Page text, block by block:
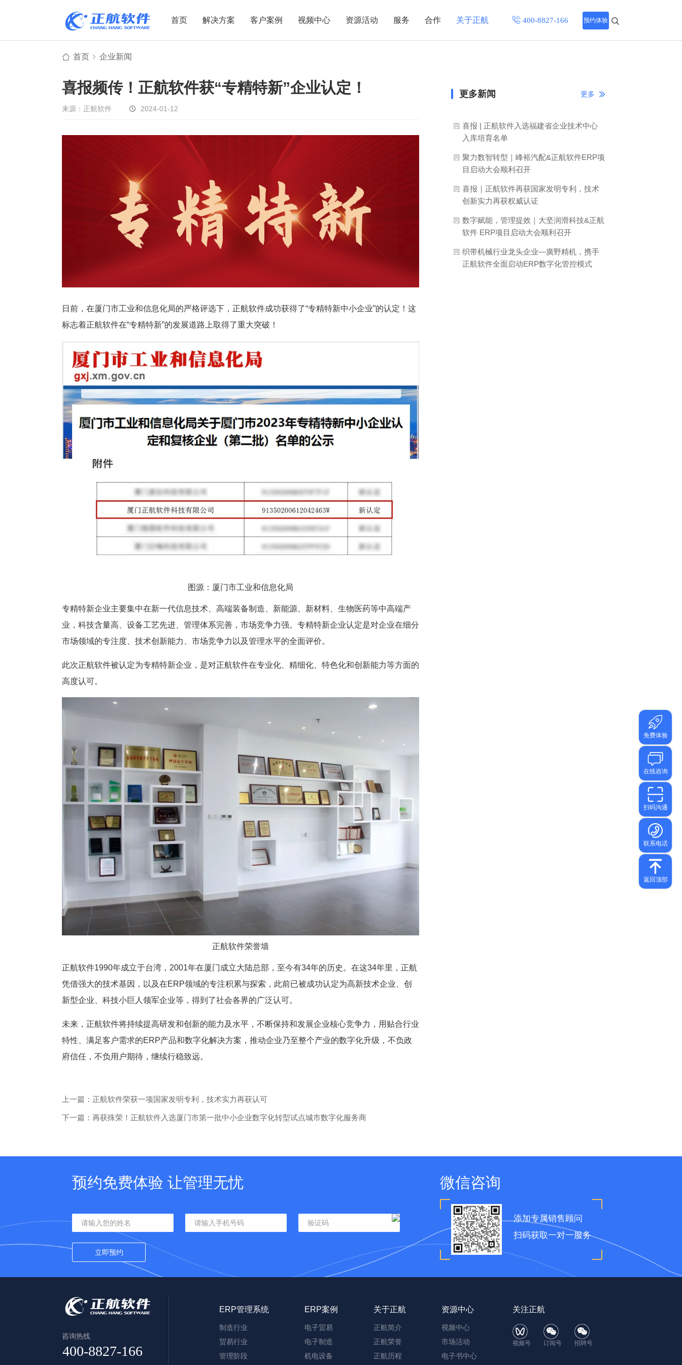
首页 解决方案
设备制造
非标自动化
电子制造
机械行业
五金行业
PCB行业
塑胶加工
智能制造
电子贸易
大宗贸易
IC贸易行业
批发类销售
工贸一体型
整合型贸易
工业设备贸易
生产管理
销售管理
成本核算
质量管理
研发管理
数字车间
进销存管理
APS排程
交期管理
物料齐套
数据可视化
替代料管理
客户案例
机电设备 家用电器 电子制造
视频中心 资源活动
市场活动
服务 合作 关于正航
正航历程
网站导航
预约体验
首页 企业新闻
喜报频传！正航软件获“专精特新”企业认定！
来源：正航软件 2024-01-12
日前，在厦门市工业和信息化局的严格评选下，正航软件成功获得了“专精特新中小企业”的认定！这
标志着正航软件在“专精特新”的发展道路上取得了重大突破！
图源：厦门市工业和信息化局
专精特新企业主要集中在新一代信息技术、高端装备制造、新能源、新材料、生物医药等中高端产
业，科技含量高、设备工艺先进、管理体系完善，市场竞争力强。专精特新企业认定是对企业在细分
市场领域的专注度、技术创新能力、市场竞争力以及管理水平的全面评价。
此次正航软件被认定为专精特新企业，是对正航软件在专业化、精细化、特色化和创新能力等方面的
高度认可。
正航软件荣誉墙
正航软件1990年成立于台湾，2001年在厦门成立大陆总部，至今有34年的历史。在这34年里，正航
凭借强大的技术基因，以及在ERP领域的专注积累与探索，此前已被成功认定为高新技术企业、创
新型企业、科技小巨人领军企业等，得到了社会各界的广泛认可。
未来，正航软件将持续提高研发和创新的能力及水平，不断保持和发展企业核心竞争力，用贴合行业
特性、满足客户需求的ERP产品和数字化解决方案，推动企业乃至整个产业的数字化升级，不负政
府信任，不负用户期待，继续行稳致远。
上一篇：正航软件荣获一项国家发明专利，技术实力再获认可
下一篇：再获殊荣！正航软件入选厦门市第一批中小企业数字化转型试点城市数字化服务商
更多新闻 更多
喜报 | 正航软件入选福建省企业技术中心
入库培育名单
聚力数智转型｜峰裕汽配&正航软件ERP项
目启动大会顺利召开
喜报｜正航软件再获国家发明专利，技术
创新实力再获权威认证
数字赋能，管理提效｜大坚润滑科技&正航
软件 ERP项目启动大会顺利召开
织带机械行业龙头企业—廣野精机，携手
正航软件全面启动ERP数字化管控模式
预约免费体验 让管理无忧 微信咨询
添加专属销售顾问
扫码获取一对一服务
咨询热线
ERP管理系统
制造行业
贸易行业
管理阶段
ERP案例
电子贸易
电子制造
机电设备
关于正航
正航简介
正航荣誉
正航历程
资源中心
视频中心
市场活动
电子书中心
关注正航
视频号 订阅号 招聘号